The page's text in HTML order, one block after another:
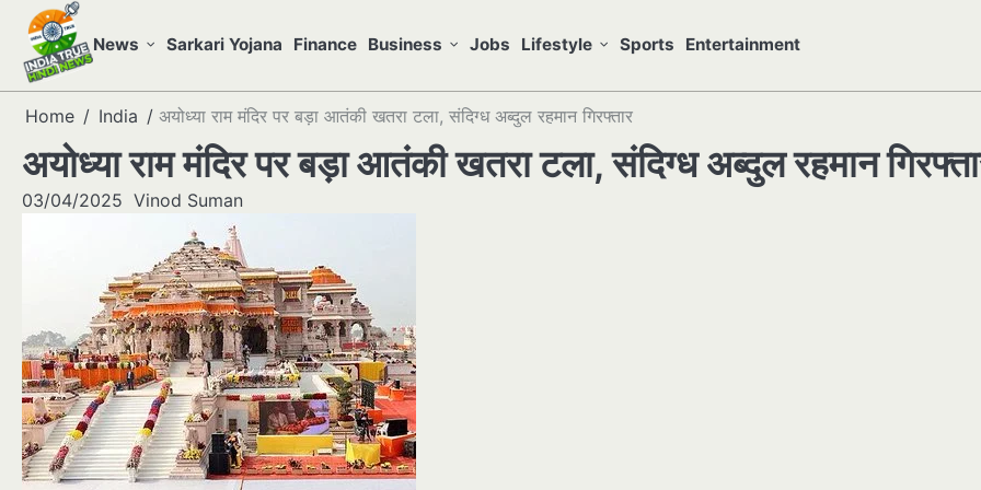
Skip
content
News Sarkari Yojana Finance Business Jobs Lifestyle Sports Entertainment
Home
India अयोध्या राम मंदिर पर बड़ा आतंकी खतरा टला, संदिग्ध अब्दुल रहमान गिरफ्तार
अयोध्या राम मंदिर पर बड़ा आतंकी खतरा टला, संदिग्ध अब्दुल रहमान
03/04/2025 Vinod Suman